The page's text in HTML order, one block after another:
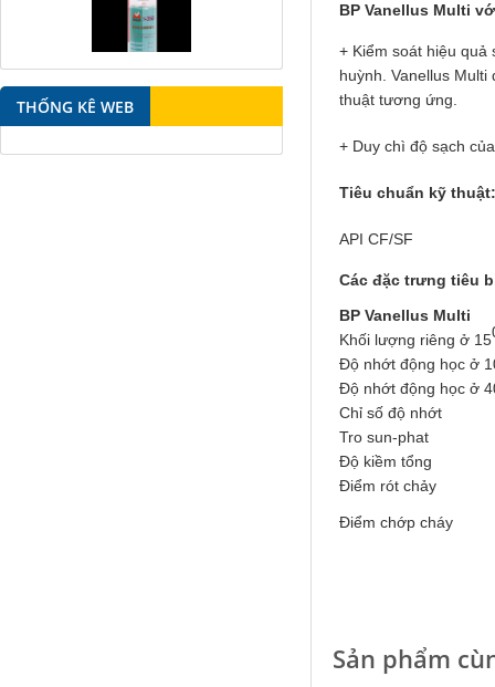
BP Vanellus Multi
+ Kiểm soát hiệu
huỳnh. Vanellus
thuật tương ứng.
+ Duy chì độ sạch
Tiêu chuẩn kỹ
API CF/SF
Các đặc trưng tiêu
BP Vanellus Multi
Khối lượng riêng ở 15
Độ nhớt động học ở
Độ nhớt động học ở
Chỉ số độ nhớt
Tro sun-phat
Độ kiềm tổng
Điểm rót chảy
Điểm chớp cháy
Sản phẩm
Falcon S-350 Chất chống gỉ bôi
trơn đa năng – Multipurpose
lubricating antirust agent
THỐNG KÊ WEB